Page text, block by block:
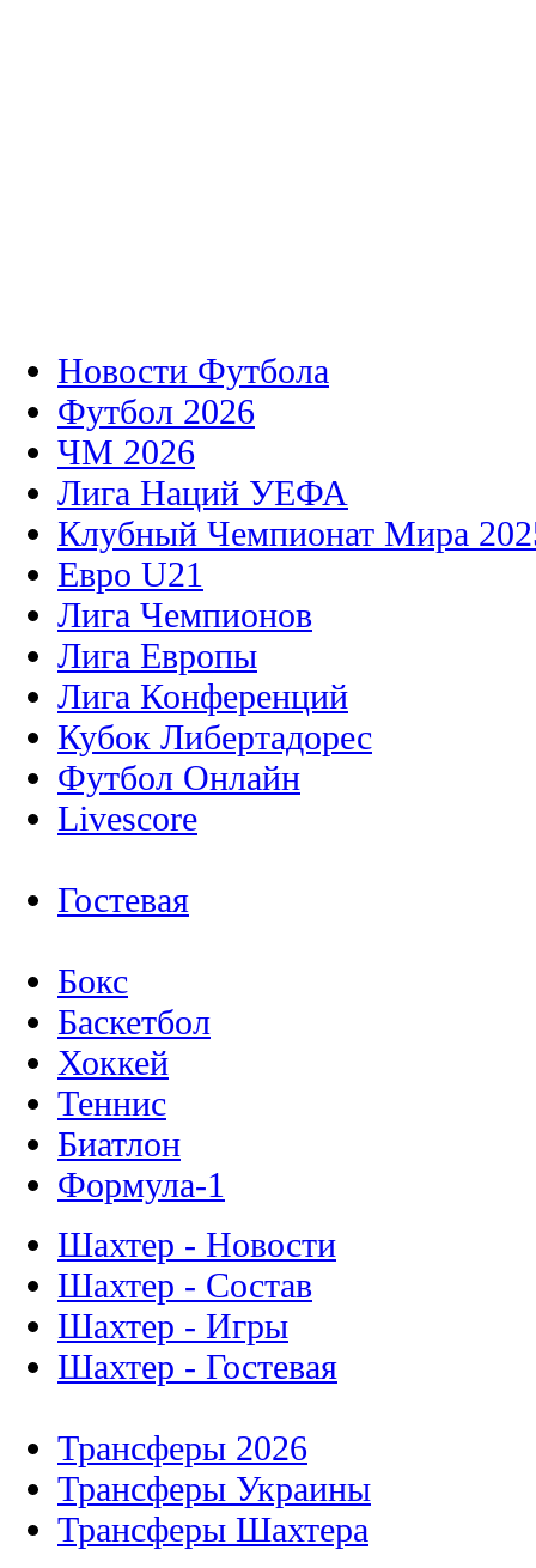
Новости Футбола
Футбол 2026
ЧМ 2026
Лига Наций УЕФА
Клубный Чемпионат Мира
Евро U21
Лига Чемпионов
Лига Европы
Лига Конференций
Кубок Либертадорес
Футбол Онлайн
Livescore
Гостевая
Бокс
Баскетбол
Хоккей
Теннис
Биатлон
Формула-1
Шахтер - Новости
Шахтер - Состав
Шахтер - Игры
Шахтер - Гостевая
Трансферы 2026
Трансферы Украины
Трансферы Шахтера